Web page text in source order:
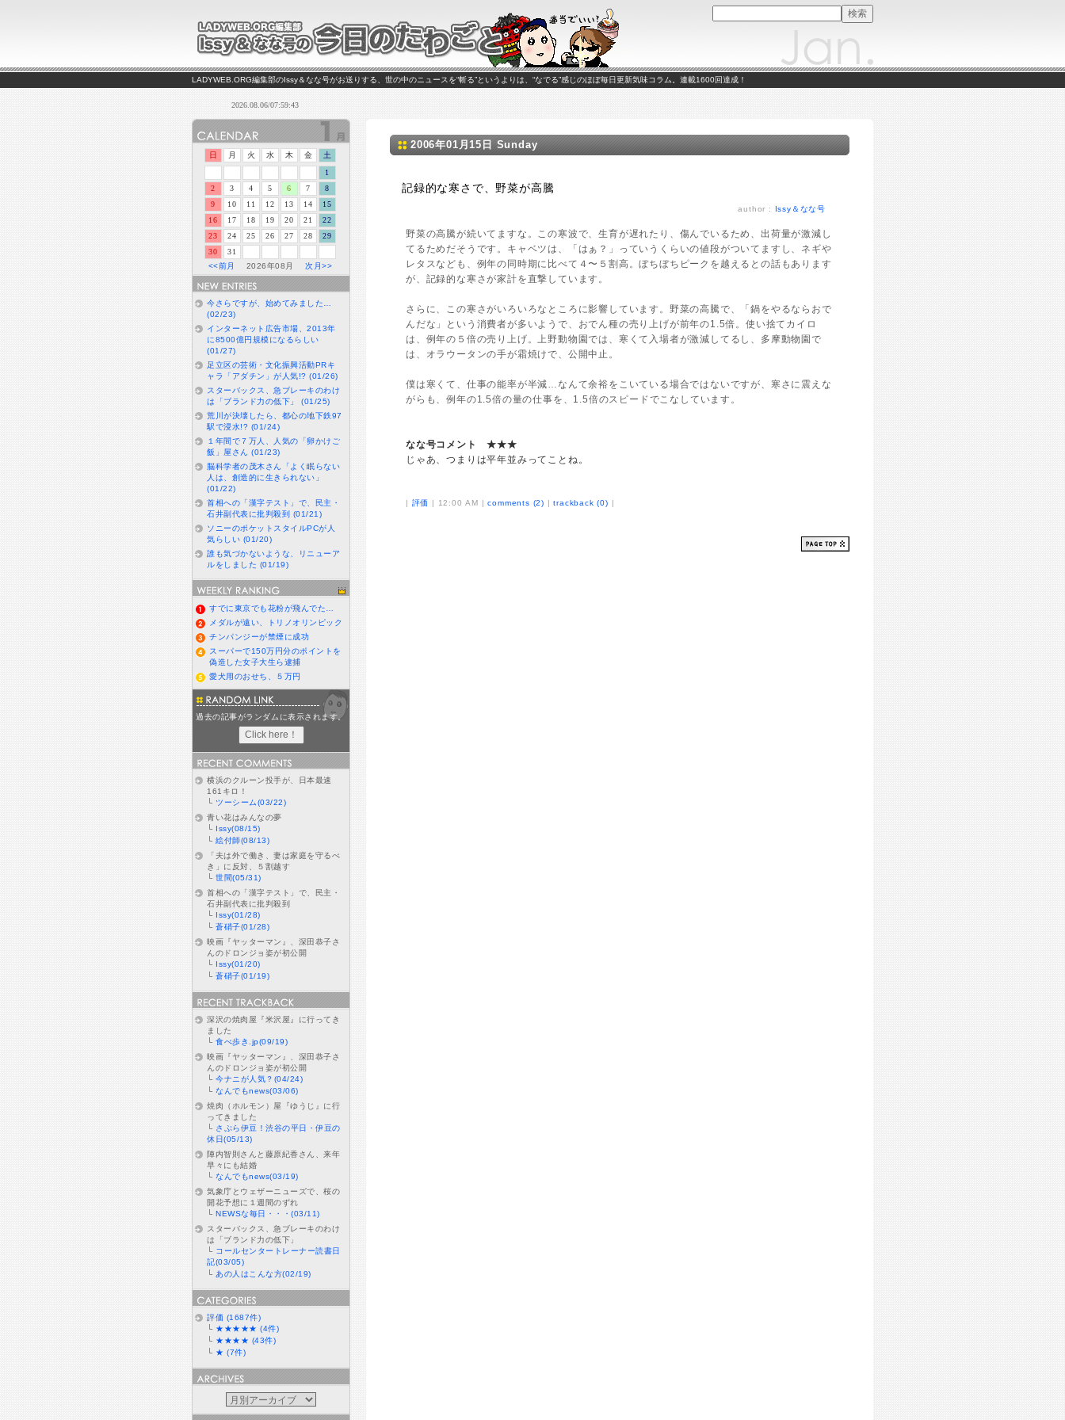
LADYWEB.ORG編集部のIssy＆なな号がお送りする、世の中のニュースを“斬る”というよりは、“なでる”感じのほぼ毎日更新気味コラム。連載1600回達成！
2006年01月15日 Sunday
記録的な寒さで、野菜が高騰
author : Issy＆なな号
野菜の高騰が続いてますな。この寒波で、生育が遅れたり、傷んでいるため、出荷量が激減し
てるためだそうです。キャベツは、「はぁ？」っていうくらいの値段がついてますし、ネギや
レタスなども、例年の同時期に比べて４〜５割高。ぼちぼちピークを越えるとの話もあります
が、記録的な寒さが家計を直撃しています。
さらに、この寒さがいろいろなところに影響しています。野菜の高騰で、「鍋をやるならおで
んだな」という消費者が多いようで、おでん種の売り上げが前年の1.5倍。使い捨てカイロ
は、例年の５倍の売り上げ。上野動物園では、寒くて入場者が激減してるし、多摩動物園で
は、オラウータンの手が霜焼けで、公開中止。
僕は寒くて、仕事の能率が半減…なんて余裕をこいている場合ではないですが、寒さに震えな
がらも、例年の1.5倍の量の仕事を、1.5倍のスピードでこなしています。
なな号コメント ★★★
じゃあ、つまりは平年並みってことね。
| 評価 | 12:00 AM |comments (2) |trackback (0) |
日 月 火 水 木 金
土
1
2
3 4 5 6 7
8
9
10 11 12 13 14
15
16
17 18 19 20 21
22
23
24 25 26 27 28
29
30
31
<<前月
2026年08月次月>>
今さらですが、始めてみました…
(02/23)
インターネット広告市場、2013年
に8500億円規模になるらしい
(01/27)
足立区の芸術・文化振興活動PRキ
ャラ「アダチン」が人気!? (01/26)
スターバックス、急ブレーキのわけ
は「ブランド力の低下」 (01/25)
荒川が決壊したら、都心の地下鉄97
駅で浸水!? (01/24)
１年間で７万人、人気の「卵かけご
飯」屋さん (01/23)
脳科学者の茂木さん「よく眠らない
人は、創造的に生きられない」
(01/22)
首相への「漢字テスト」で、民主・
石井副代表に批判殺到 (01/21)
ソニーのポケットスタイルPCが人
気らしい (01/20)
誰も気づかないような、リニューア
ルをしました (01/19)
すでに東京でも花粉が飛んでた…
メダルが遠い、トリノオリンピック
チンパンジーが禁煙に成功
スーパーで150万円分のポイントを
偽造した女子大生ら逮捕
愛犬用のおせち、５万円
過去の記事がランダムに表示されます。
横浜のクルーン投手が、日本最速
161キロ！
└ツーシーム(03/22)
青い花はみんなの夢
└ Issy(08/15)
└絵付師(08/13)
「夫は外で働き、妻は家庭を守るべ
き」に反対、５割越す
└世間(05/31)
首相への「漢字テスト」で、民主・
石井副代表に批判殺到
└ Issy(01/28)
└蒼硝子(01/28)
映画『ヤッターマン』、深田恭子さ
んのドロンジョ姿が初公開
└ Issy(01/20)
└蒼硝子(01/19)
深沢の焼肉屋『米沢屋』に行ってき
ました
└食べ歩き.jp(09/19)
映画『ヤッターマン』、深田恭子さ
んのドロンジョ姿が初公開
└今ナニが人気？(04/24)
└なんでもnews(03/06)
焼肉（ホルモン）屋『ゆうじ』に行
ってきました
└ さぷら伊豆！渋谷の平日・伊豆の
休日(05/13)
陣内智則さんと藤原紀香さん、来年
早々にも結婚
└なんでもnews(03/19)
気象庁とウェザーニューズで、桜の
開花予想に１週間のずれ
└NEWSな毎日・・・(03/11)
スターバックス、急ブレーキのわけ
は「ブランド力の低下」
└ コールセンタートレーナー読書日
記(03/05)
└ あの人はこんな方(02/19)
評価 (1687件)
└ ★★★★★ (4件)
└ ★★★★ (43件)
└ ★ (7件)